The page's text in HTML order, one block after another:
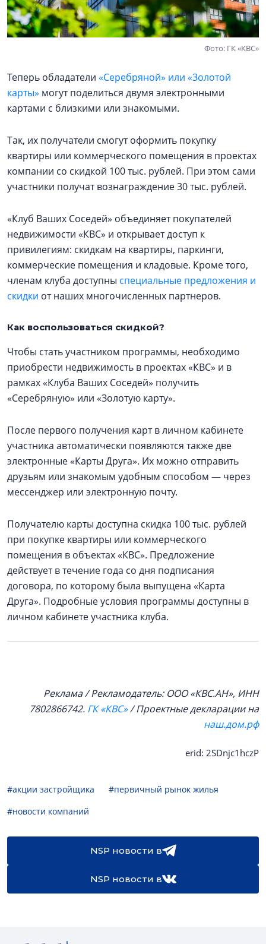
Фото: ГК «КВС»
Теперь обладатели «Серебряной» или «Золотой
карты» могут поделиться двумя электронными
картами с близкими или знакомыми.
Так, их получатели смогут оформить покупку
квартиры или коммерческого помещения в проектах
компании со скидкой 100 тыс. рублей. При этом сами
участники получат вознаграждение 30 тыс. рублей.
«Клуб Ваших Соседей» объединяет покупателей
недвижимости «КВС» и открывает доступ к
привилегиям: скидкам на квартиры, паркинги,
коммерческие помещения и кладовые. Кроме того,
членам клуба доступны специальные предложения и
скидки от наших многочисленных партнеров.
Как воспользоваться скидкой?
Чтобы стать участником программы, необходимо
приобрести недвижимость в проектах «КВС» и в
рамках «Клуба Ваших Соседей» получить
«Серебряную» или «Золотую карту».
После первого получения карт в личном кабинете
участника автоматически появляются также две
электронные «Карты Друга». Их можно отправить
друзьям или знакомым удобным способом — через
мессенджер или электронную почту.
Получателю карты доступна скидка 100 тыс. рублей
при покупке квартиры или коммерческого
помещения в объектах «КВС». Предложение
действует в течение года со дня подписания
договора, по которому была выпущена «Карта
Друга». Подробные условия программы доступны в
личном кабинете участника клуба.
Реклама / Рекламодатель: ООО «КВС.АН», ИНН
7802866742. ГК «КВС»/ Проектные декларации на
наш.дом.рф
erid: 2SDnjc1hczP
#акции застройщика
#первичный рынок жилья
#новости компаний
NSP новости в
NSP новости в